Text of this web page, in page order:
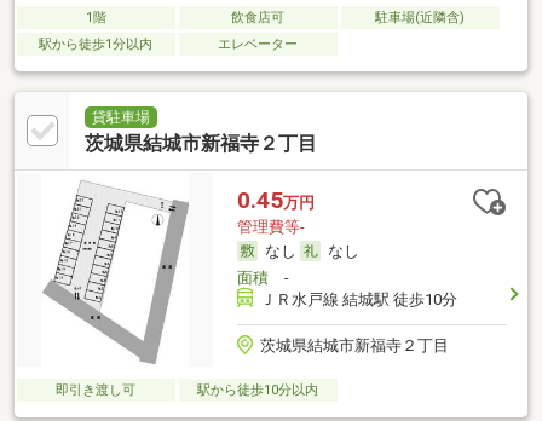
1階 飲食店可
駐車場(近隣含)
駅から徒歩1分以内
エレベーター
貸駐車場
茨城県結城市新福寺２丁目
0.45万円
管理費等-
なし
なし
面積-
ＪＲ水戸線 結城駅 徒歩10分
茨城県結城市新福寺２丁目
即引き渡し可 駅から徒歩10分以内